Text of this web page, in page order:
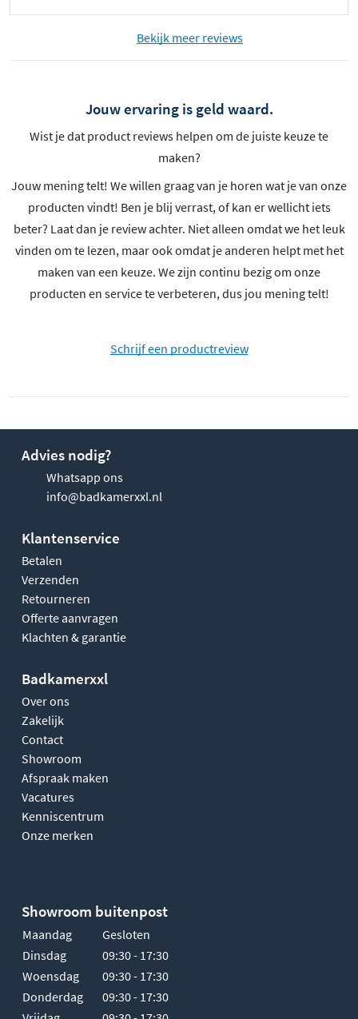
Bekijk meer reviews
Jouw ervaring is geld waard.
Wist je dat product reviews helpen om de juiste keuze te
maken?
Jouw mening telt! We willen graag van je horen wat je van onze
producten vindt! Ben je blij verrast, of kan er wellicht iets
beter? Laat dan je review achter. Niet alleen omdat we het leuk
vinden om te lezen, maar ook omdat je anderen helpt met het
maken van een keuze. We zijn continu bezig om onze
producten en service te verbeteren, dus jou mening telt!
Schrijf een productreview
Advies nodig?
Whatsapp ons
info@badkamerxxl.nl
Klantenservice
Betalen
Verzenden
Retourneren
Offerte aanvragen
Klachten & garantie
Badkamerxxl
Over ons
Zakelijk
Contact
Showroom
Afspraak maken
Vacatures
Kenniscentrum
Onze merken
Showroom buitenpost
Maandag
Gesloten
Dinsdag
09:30 - 17:30
Woensdag
09:30 - 17:30
Donderdag
09:30 - 17:30